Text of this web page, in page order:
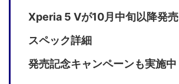
Xperia 5 Vが10月中旬以降発売
スペック詳細
発売記念キャンペーンも実施中